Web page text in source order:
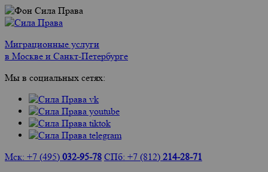
Миграционные услуги
в Москве и Санкт-Петербурге
Мы в социальных сетях:
Мск: +7 (495) 032-95-78 СПб: +7 (812) 214-28-71